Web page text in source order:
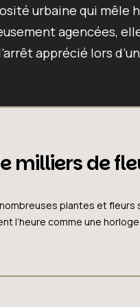
urbaine qui
agencées,
apprécié lors
milliers de
plantes et
l’heure comme une